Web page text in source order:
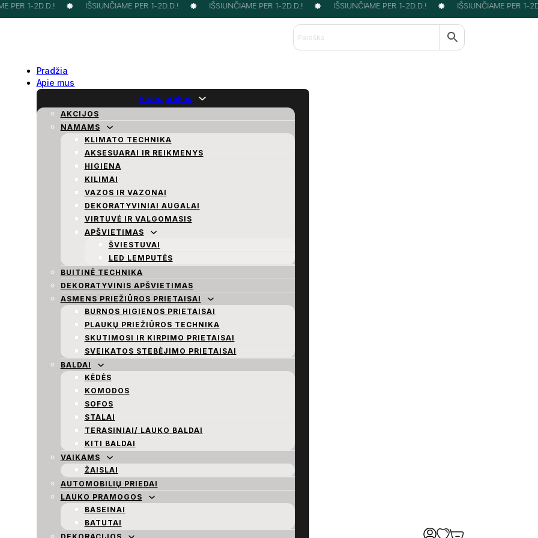
PER 1-2D.D.! IŠSIUNČIAME PER 1-2D.D.! IŠSIUNČIAME PER 1-2D.D.! IŠSIUNČIAME PER 1-2D.D.! IŠSIUNČIAME PER 1-
Pradžia
Apie mus
Visos prekės
AKCIJOS
NAMAMS
KLIMATO TECHNIKA
AKSESUARAI IR REIKMENYS
HIGIENA
KILIMAI
VAZOS IR VAZONAI
DEKORATYVINIAI AUGALAI
VIRTUVĖ IR VALGOMASIS
APŠVIETIMAS
ŠVIESTUVAI
LED LEMPUTĖS
BUITINĖ TECHNIKA
DEKORATYVINIS APŠVIETIMAS
ASMENS PRIEŽIŪROS PRIETAISAI
BURNOS HIGIENOS PRIETAISAI
PLAUKŲ PRIEŽIŪROS TECHNIKA
SKUTIMOSI IR KIRPIMO PRIETAISAI
SVEIKATOS STEBĖJIMO PRIETAISAI
BALDAI
KĖDĖS
KOMODOS
SOFOS
STALAI
TERASINIAI/ LAUKO BALDAI
KITI BALDAI
VAIKAMS
ŽAISLAI
AUTOMOBILIŲ PRIEDAI
LAUKO PRAMOGOS
BASEINAI
BATUTAI